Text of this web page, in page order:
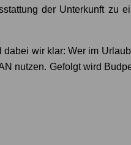
der Unterkunft zu
wir klar: Wer im
nutzen. Gefolgt wird